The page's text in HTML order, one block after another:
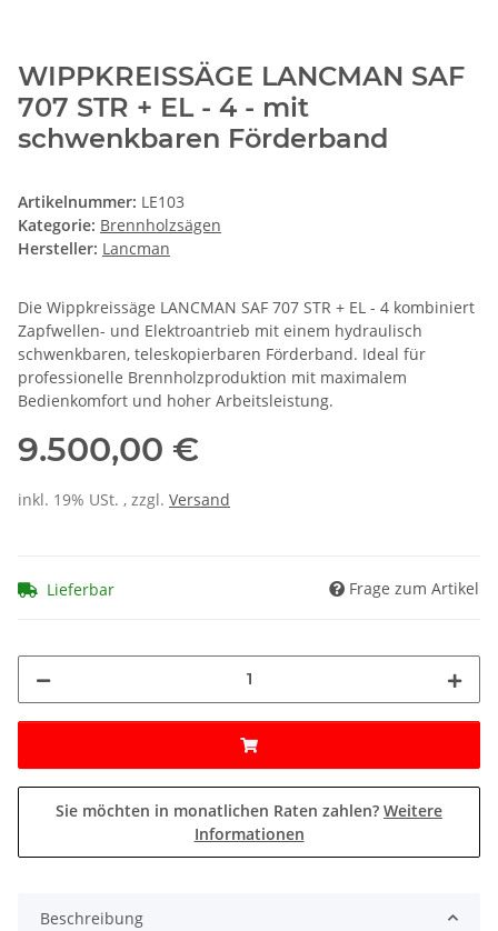
WIPPKREISSÄGE LANCMAN SAF
707 STR + EL - 4 - mit
schwenkbaren Förderband
Artikelnummer: LE103
Kategorie: Brennholzsägen
Hersteller: Lancman
Die Wippkreissäge LANCMAN SAF 707 STR + EL - 4 kombiniert
Zapfwellen- und Elektroantrieb mit einem hydraulisch
schwenkbaren, teleskopierbaren Förderband. Ideal für
professionelle Brennholzproduktion mit maximalem
Bedienkomfort und hoher Arbeitsleistung.
9.500,00 €
inkl. 19% USt. , zzgl. Versand
Lieferbar Frage zum Artikel
Sie möchten in monatlichen Raten zahlen? Weitere
Informationen
Beschreibung